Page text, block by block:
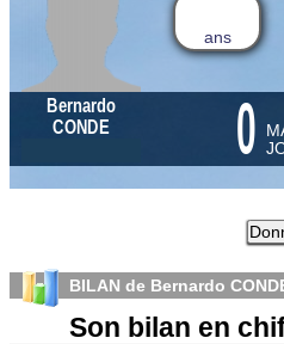
ans
Bernardo
CONDE
0
BILAN de Bernardo
Son bilan en